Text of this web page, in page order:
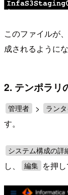
このファイルが
成されるように
2. テンポラリ
管理者 > ラン
す。
システム構成の詳
し、
編集 を押